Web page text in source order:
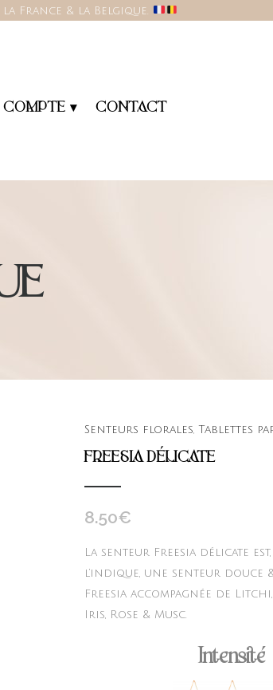
France & la Belgique.
▾ CONTACT
Senteurs florales, Tablettes
FREESIA DÉLICATE
8.50€
La senteur Freesia délicate
l’indique, une senteur douce
Freesia accompagnée de Litchi,
Iris, Rose & Musc.
Intensité